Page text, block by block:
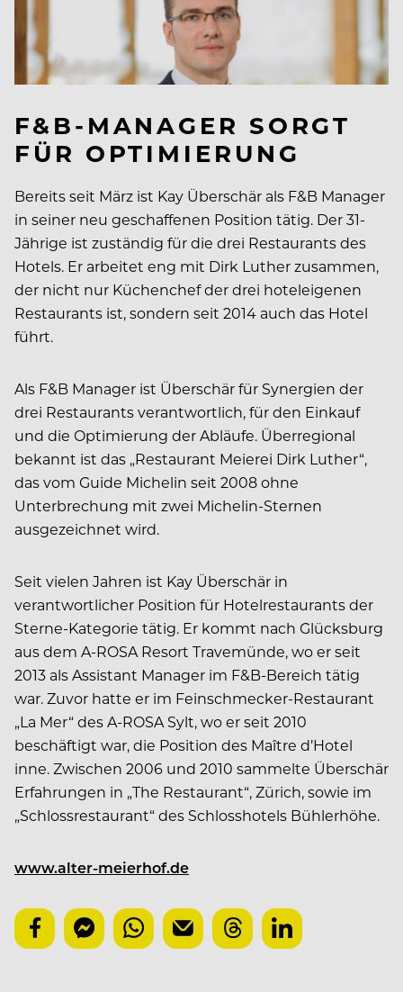
F&B-MANAGER SORGT
FÜR OPTIMIERUNG
Bereits seit März ist Kay Überschär als F&B Manager
in seiner neu geschaffenen Position tätig. Der 31-
Jährige ist zuständig für die drei Restaurants des
Hotels. Er arbeitet eng mit Dirk Luther zusammen,
der nicht nur Küchenchef der drei hoteleigenen
Restaurants ist, sondern seit 2014 auch das Hotel
führt.
Als F&B Manager ist Überschär für Synergien der
drei Restaurants verantwortlich, für den Einkauf
und die Optimierung der Abläufe. Überregional
bekannt ist das „Restaurant Meierei Dirk Luther“,
das vom Guide Michelin seit 2008 ohne
Unterbrechung mit zwei Michelin-Sternen
ausgezeichnet wird.
Seit vielen Jahren ist Kay Überschär in
verantwortlicher Position für Hotelrestaurants der
Sterne-Kategorie tätig. Er kommt nach Glücksburg
aus dem A-ROSA Resort Travemünde, wo er seit
2013 als Assistant Manager im F&B-Bereich tätig
war. Zuvor hatte er im Feinschmecker-Restaurant
„La Mer“ des A-ROSA Sylt, wo er seit 2010
beschäftigt war, die Position des Maître d’Hotel
inne. Zwischen 2006 und 2010 sammelte Überschär
Erfahrungen in „The Restaurant“, Zürich, sowie im
„Schlossrestaurant“ des Schlosshotels Bühlerhöhe.
www.alter-meierhof.de